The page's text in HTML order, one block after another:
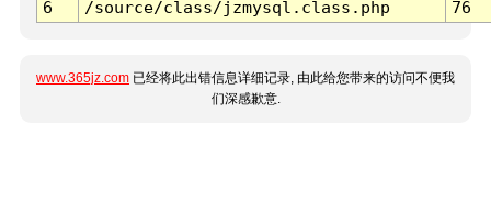
6
/source/class/jzmysql.class.php 76
www.365jz.com 已经将此出错信息详细记录, 由此给您带来的访问不便我
们深感歉意.